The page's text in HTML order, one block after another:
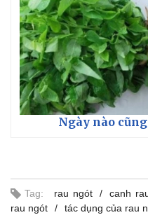
Kinh tế
Ngày nào
Tag: rau ngót canh
rau ngót
tác dụng của rau